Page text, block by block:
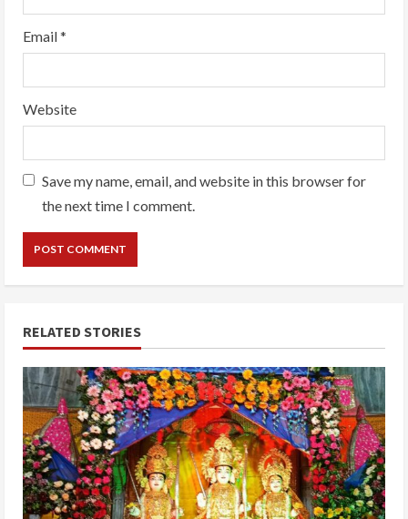
Email*
Website
Save my name, email, and website in this browser for
the next time I comment.
RELATED STORIES